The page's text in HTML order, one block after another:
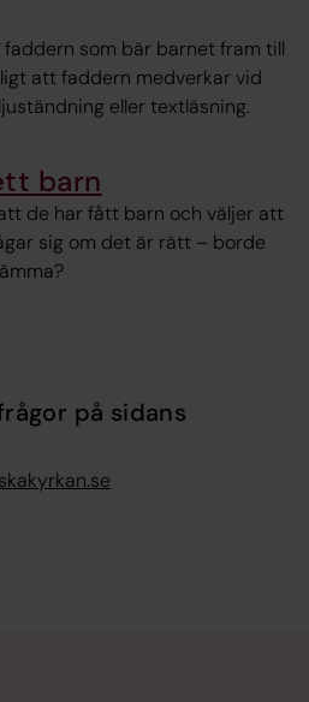
som bär barnet fram till
att faddern medverkar vid
eller textläsning.
barn
de har fått barn och väljer att
sig om det är rätt – borde
på sidans